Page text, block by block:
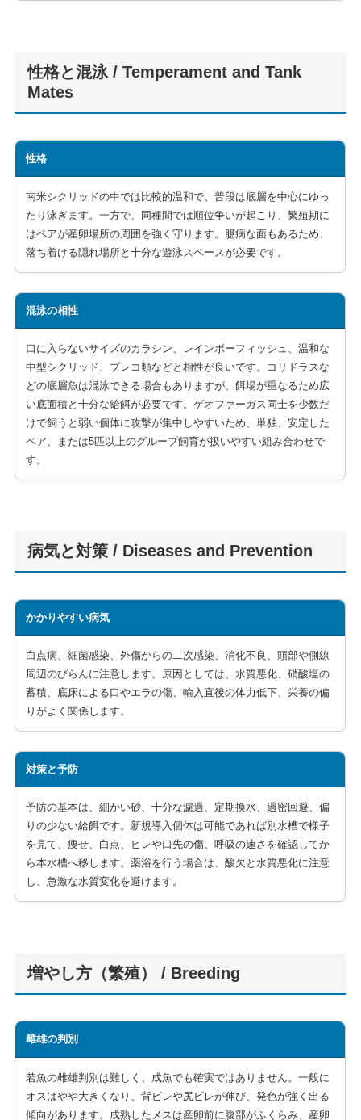
性格と混泳 / Temperament and Tank
Mates
性格
南米シクリッドの中では比較的温和で、普段は底層を中心にゆっ
たり泳ぎます。一方で、同種間では順位争いが起こり、繁殖期に
はペアが産卵場所の周囲を強く守ります。臆病な面もあるため、
落ち着ける隠れ場所と十分な遊泳スペースが必要です。
混泳の相性
口に入らないサイズのカラシン、レインボーフィッシュ、温和な
中型シクリッド、プレコ類などと相性が良いです。コリドラスな
どの底層魚は混泳できる場合もありますが、餌場が重なるため広
い底面積と十分な給餌が必要です。ゲオファーガス同士を少数だ
けで飼うと弱い個体に攻撃が集中しやすいため、単独、安定した
ペア、または5匹以上のグループ飼育が扱いやすい組み合わせで
す。
病気と対策 / Diseases and Prevention
かかりやすい病気
白点病、細菌感染、外傷からの二次感染、消化不良、頭部や側線
周辺のびらんに注意します。原因としては、水質悪化、硝酸塩の
蓄積、底床による口やエラの傷、輸入直後の体力低下、栄養の偏
りがよく関係します。
対策と予防
予防の基本は、細かい砂、十分な濾過、定期換水、過密回避、偏
りの少ない給餌です。新規導入個体は可能であれば別水槽で様子
を見て、痩せ、白点、ヒレや口先の傷、呼吸の速さを確認してか
ら本水槽へ移します。薬浴を行う場合は、酸欠と水質悪化に注意
し、急激な水質変化を避けます。
増やし方（繁殖） / Breeding
雌雄の判別
若魚の雌雄判別は難しく、成魚でも確実ではありません。一般に
オスはやや大きくなり、背ビレや尻ビレが伸び、発色が強く出る
傾向があります。成熟したメスは産卵前に腹部がふくらみ、産卵